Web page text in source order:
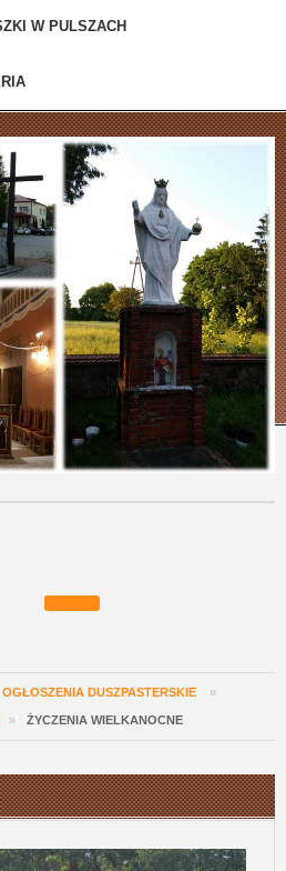
W PULSZACH
OGŁOSZENIA DUSZPASTERSKIE »
» ŻYCZENIA WIELKANOCNE